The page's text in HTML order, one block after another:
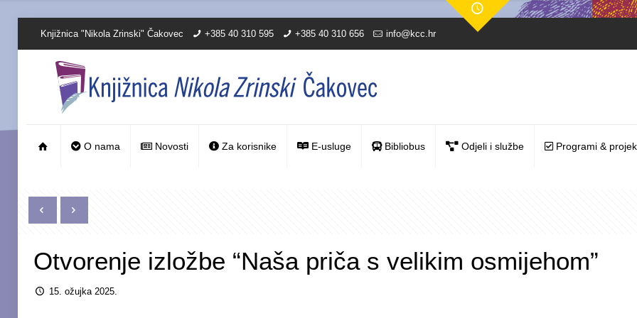
Knjižnica "Nikola Zrinski" Čakovec +385 40 310 595 +385 40 310 656 info@kcc.hr
O nama Novosti Za korisnike E-usluge Bibliobus Odjeli i službe Programi &
Otvorenje izložbe “Naša priča s velikim osmijehom”
15. ožujka 2025.